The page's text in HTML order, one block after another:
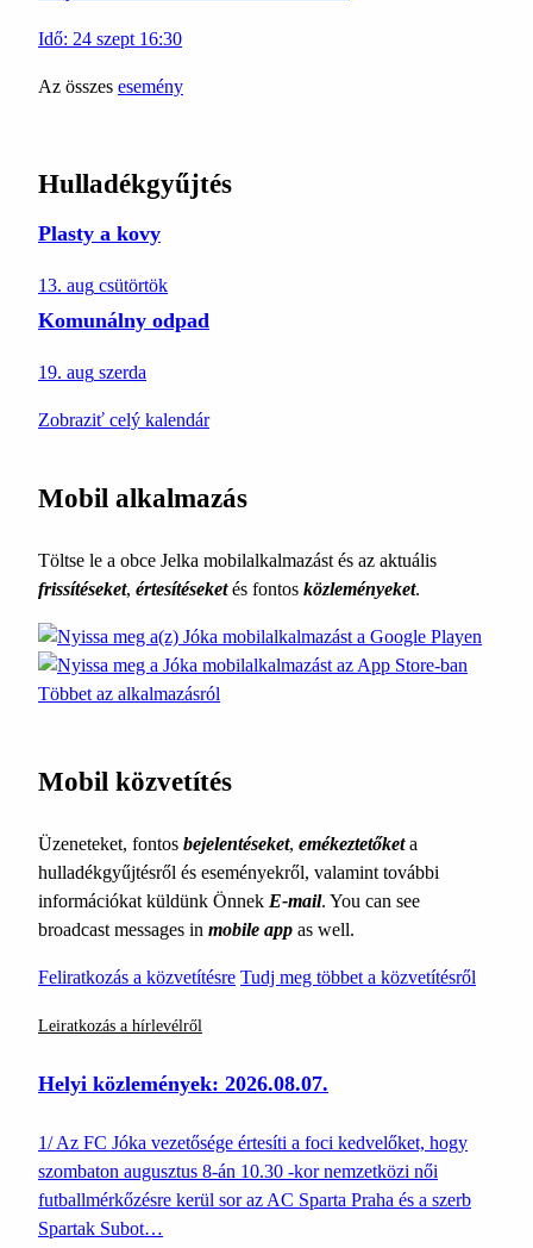
Idő: 24 szept 16:30
Az összes esemény
Hulladékgyűjtés
Plasty a kovy
13. aug csütörtök
Komunálny odpad
19. aug szerda
Zobraziť celý kalendár
Mobil alkalmazás
Töltse le a obce Jelka mobilalkalmazást és az aktuális
frissítéseket, értesítéseketés fontos közleményeket.
Többet az alkalmazásról
Mobil közvetítés
Üzeneteket, fontos bejelentéseket, emékeztetőketa
hulladékgyűjtésről és eseményekről, valamint további
információkat küldünk Önnek E-mail. You can see
broadcast messages in mobile app as well.
Feliratkozás a közvetítésre Tudj meg többet a közvetítésről
Leiratkozás a hírlevélről
Helyi közlemények: 2026.08.07.
1/ Az FC Jóka vezetősége értesíti a foci kedvelőket, hogy
szombaton augusztus 8-án 10.30 -kor nemzetközi női
futballmérkőzésre kerül sor az AC Sparta Praha és a szerb
Spartak Subot…